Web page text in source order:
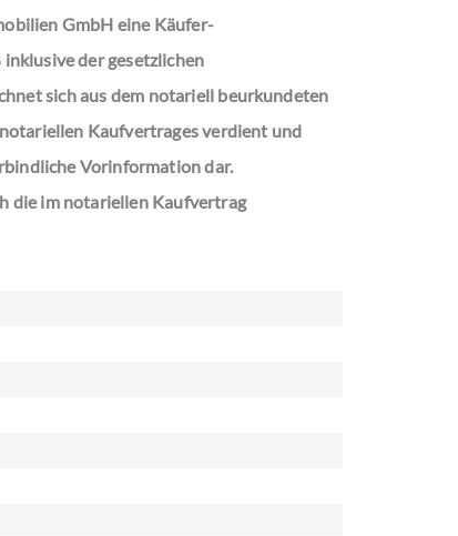
GmbH eine Käufer-
der gesetzlichen
sich aus dem notariell beurkundeten
Kaufvertrages verdient und
Vorinformation dar.
die im notariellen Kaufvertrag